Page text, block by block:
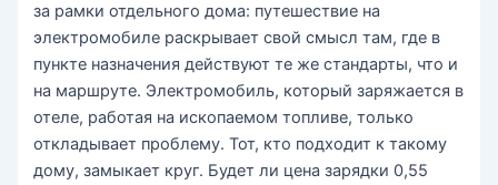
за рамки отдельного дома: путешествие на
электромобиле раскрывает свой смысл там, где в
пункте назначения действуют те же стандарты, что и
на маршруте. Электромобиль, который заряжается в
отеле, работая на ископаемом топливе, только
откладывает проблему. Тот, кто подходит к такому
дому, замыкает круг. Будет ли цена зарядки 0,55